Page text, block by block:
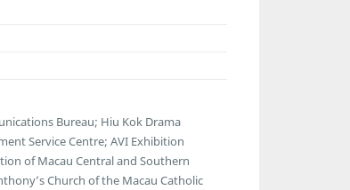
Bureau; Hiu Kok Drama
Service Centre; AVI Exhibition
of Macau Central and Southern
Church of the Macau Catholic